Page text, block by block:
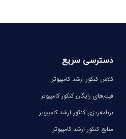
دسترسی سریع
کلاس کنکور ارشد کامپیوتر
فیلم‌های رایگان کنکور کامپیوتر
برنامه‌ریزی کنکور ارشد کامپیوتر
منابع کنکور ارشد کامپیوتر